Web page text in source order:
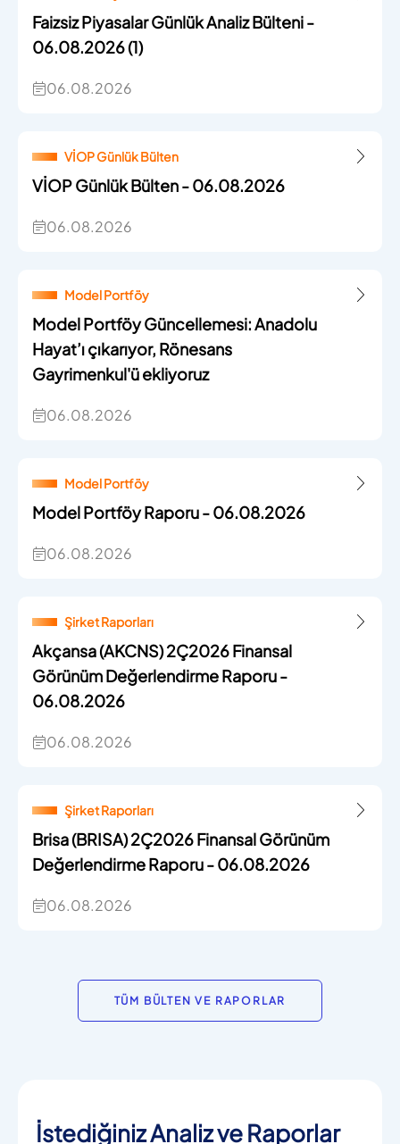
Faizsiz Piyasalar Günlük Analiz Bülteni -
06.08.2026 (1)
06.08.2026
VİOP Günlük Bülten
VİOP Günlük Bülten - 06.08.2026
06.08.2026
Model Portföy
Model Portföy Güncellemesi: Anadolu
Hayat’ı çıkarıyor, Rönesans
Gayrimenkul'ü ekliyoruz
06.08.2026
Model Portföy
Model Portföy Raporu - 06.08.2026
06.08.2026
Şirket Raporları
Akçansa (AKCNS) 2Ç2026 Finansal
Görünüm Değerlendirme Raporu -
06.08.2026
06.08.2026
Şirket Raporları
Brisa (BRISA) 2Ç2026 Finansal Görünüm
Değerlendirme Raporu - 06.08.2026
06.08.2026
TÜM BÜLTEN VE RAPORLAR
İstediğiniz Analiz ve Raporlar